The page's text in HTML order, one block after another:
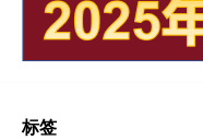
标签